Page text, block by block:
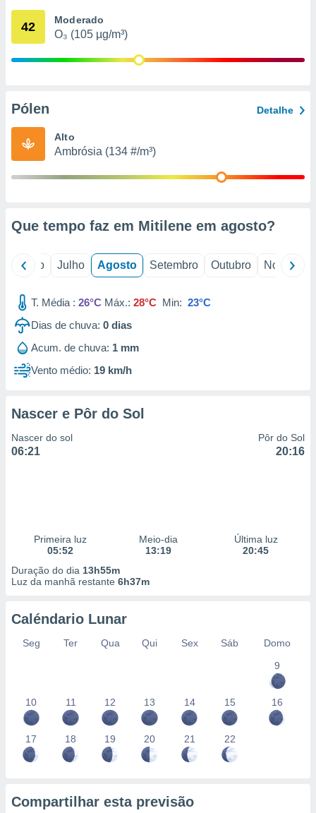
através
estudos
1199
42 Moderado
O₃ (105 µg/m³)
Pólen Detalhe
Alto
Ambrósia (134 #/m³)
Que tempo faz em Mitilene em agosto?
Junho Julho Agosto Setembro Outubro Novembro
T. Média : 26°C Máx.: 28°C Min: 23°C
Dias de chuva: 0 dias
Acum. de chuva: 1 mm
Vento médio: 19 km/h
Nascer e Pôr do Sol
Nascer do sol
06:21
Pôr do Sol
20:16
Primeira luz
05:52
Meio-dia
13:19
Última luz
20:45
Duração do dia 13h55m
Luz da manhã restante 6h37m
Caléndario Lunar
Seg Ter Qua Qui Sex Sáb
Domo
9
10 11 12 13 14 15 16
17 18 19 20 21 22
Compartilhar esta previsão